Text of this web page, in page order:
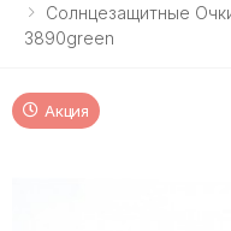
Солнцезащитные
3890green
Акция